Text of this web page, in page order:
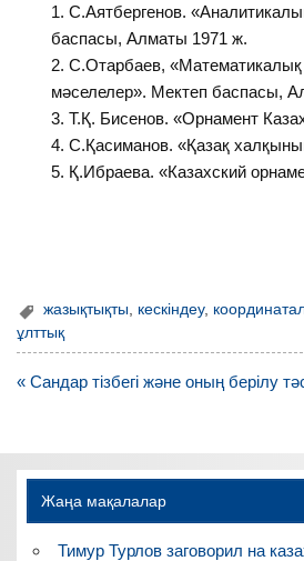
С.Аятбергенов.
баспасы, Алматы 1971 ж.
С.Отарбаев, «Математикалық
мәселелер». Мектеп баспасы,
Т.Қ. Бисенов. «Орнамент
С.Қасиманов. «Қазақ
Қ.Ибраева. «Казахский
жазықтықты, кескіндеу,
ұлттық
Навигация
« Сандар тізбегі және оның берілу
Жаңа мақалалар
Тимур Турлов заговорил на